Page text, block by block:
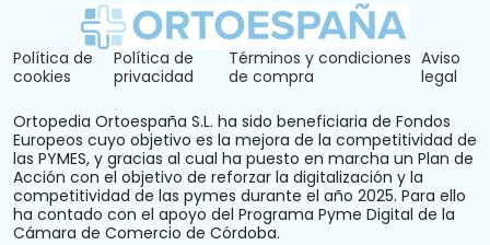
Política de
cookies
Política de
privacidad
Términos y condiciones
de compra
Aviso
legal
Ortopedia Ortoespaña S.L. ha sido beneficiaria de Fondos
Europeos cuyo objetivo es la mejora de la competitividad de
las PYMES, y gracias al cual ha puesto en marcha un Plan de
Acción con el objetivo de reforzar la digitalización y la
competitividad de las pymes durante el año 2025. Para ello
ha contado con el apoyo del Programa Pyme Digital de la
Cámara de Comercio de Córdoba.